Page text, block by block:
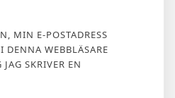
MIN E-POSTADRESS
DENNA WEBBLÄSARE
SKRIVER EN